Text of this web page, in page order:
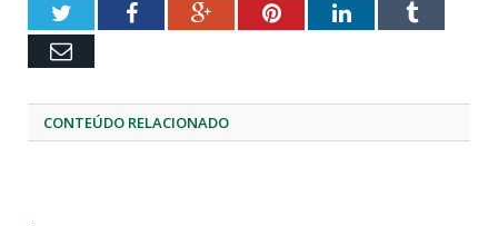
TwitterFacebookGoogle+PinterestLinkedInTumblr
Email
CONTEÚDO RELACIONADO